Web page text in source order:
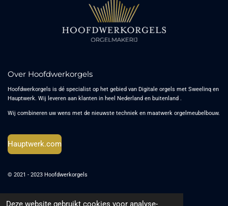
Deze website gebruikt cookies voor analyse-
Over Hoofdwerkorgels
Hoofdwerkorgels is dé specialist op het gebied van Digitale orgels met Sweelinq en
Hauptwerk. Wij leveren aan klanten in heel Nederland en buitenland .
Wij combineren uw wens met de nieuwste techniek en maatwerk orgelmeubelbouw.
Hauptwerk.com
© 2021 - 2023 Hoofdwerkorgels
Algemene voorwaarden Verzend- en leveringsbeleid